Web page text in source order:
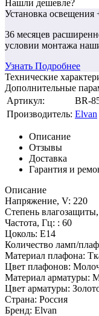
Нашли дешевле?
Установка освещения
36 месяцев
условии монтажа
Узнать Подробнее
Технические
Дополнительные
Артикул:
BR-
Производитель: Elvan
Описание
Отзывы
Доставка
Гарантия и
Описание
Напряжение, V: 220
Степень
Частота, Гц: : 60
Цоколь: E14
Количество ламп/
Материал плафона:
Цвет плафонов:
Материал арматуры:
Цвет арматуры:
Страна: Россия
Бренд: Elvan